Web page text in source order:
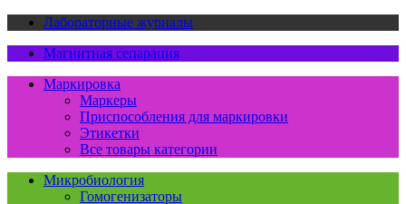
Лабораторные журналы
Магнитная сепарация
Маркировка
Маркеры
Приспособления для маркировки
Этикетки
Все товары категории
Микробиология
Гомогенизаторы